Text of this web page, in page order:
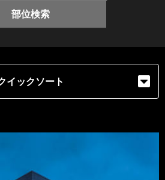
部位検索
イックソート